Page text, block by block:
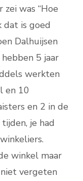
was “Hoe
dat is goed
Dalhuijsen
5 jaar
werkten
en 10
en 2 in de
je had
winkel maar
vergeten